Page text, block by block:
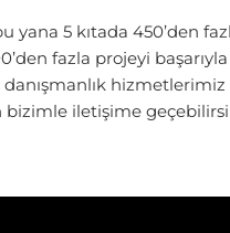
yana 5 kıtada 450’den
fazla projeyi
bizimle iletişime